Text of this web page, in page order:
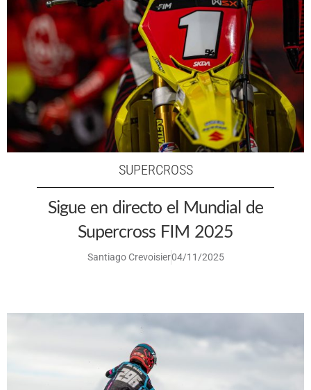
SUPERCROSS
Sigue en directo el Mundial de
Supercross FIM 2025
Santiago Crevoisier04/11/2025